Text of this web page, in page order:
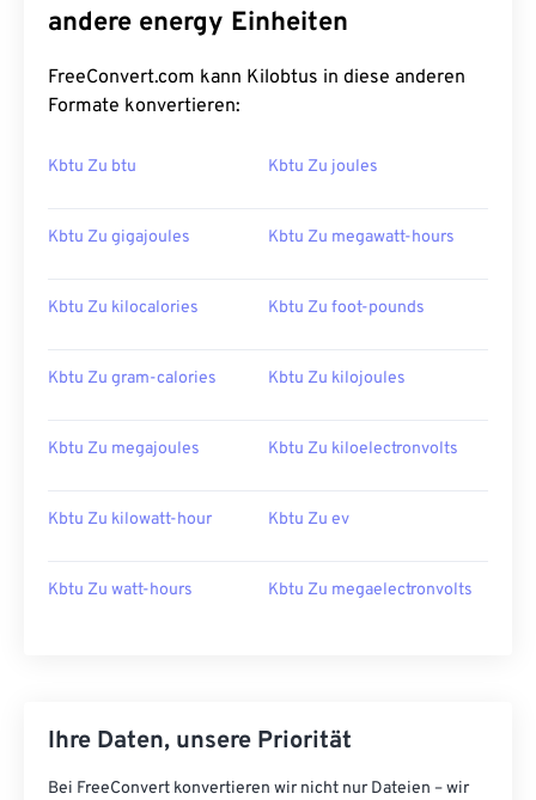
andere energy Einheiten
FreeConvert.com kann Kilobtus in diese anderen
Formate konvertieren:
Kbtu Zu btu Kbtu Zu joules
Kbtu Zu gigajoules Kbtu Zu megawatt-hours
Kbtu Zu kilocalories Kbtu Zu foot-pounds
Kbtu Zu gram-calories Kbtu Zu kilojoules
Kbtu Zu megajoules Kbtu Zu kiloelectronvolts
Kbtu Zu kilowatt-hour Kbtu Zu ev
Kbtu Zu watt-hours Kbtu Zu megaelectronvolts
Ihre Daten, unsere Priorität
Bei FreeConvert konvertieren wir nicht nur Dateien – wir